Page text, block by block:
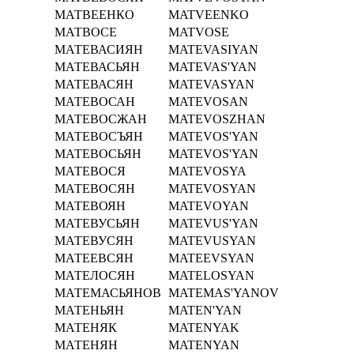
МАТВЕЕНКО
MATVEENKO
МАТВОСЕ
MATVOSE
МАТЕВАСИЯН
MATEVASIYAN
МАТЕВАСЬЯН
MATEVAS'YAN
МАТЕВАСЯН
MATEVASYAN
МАТЕВОСАН
MATEVOSAN
МАТЕВОСЖАН
MATEVOSZHAN
МАТЕВОСЪЯН
MATEVOS'YAN
МАТЕВОСЬЯН
MATEVOS'YAN
МАТЕВОСЯ
MATEVOSYA
МАТЕВОСЯН
MATEVOSYAN
МАТЕВОЯН
MATEVOYAN
МАТЕВУСЬЯН
MATEVUS'YAN
МАТЕВУСЯН
MATEVUSYAN
МАТЕЕВСЯН
MATEEVSYAN
МАТЕЛОСЯН
MATELOSYAN
МАТЕМАСЬЯНОВ MATEMAS'YANOV
МАТЕНЬЯН
MATEN'YAN
МАТЕНЯК
MATENYAK
МАТЕНЯН
MATENYAN